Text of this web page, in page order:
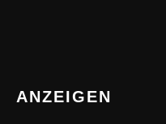
ANZEIGEN